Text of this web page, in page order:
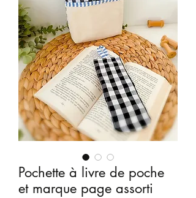
Pochette à livre de poche
et marque page assorti